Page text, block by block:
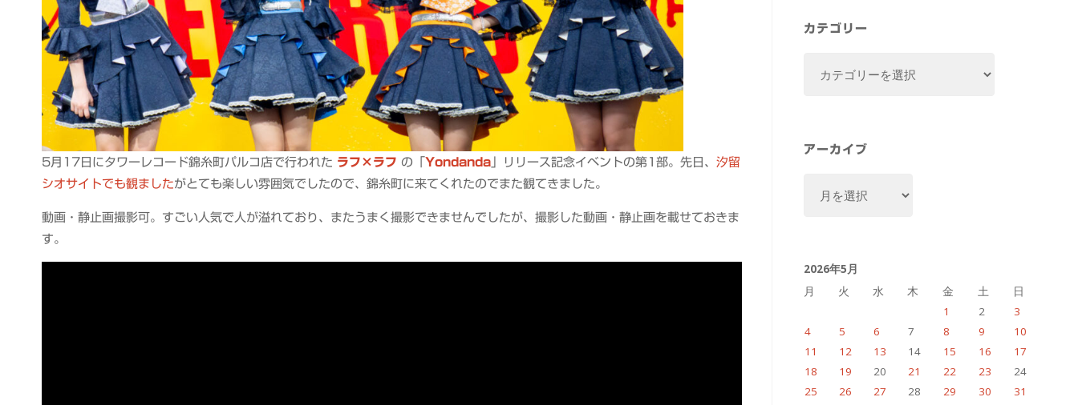
5月17日にタワーレコード錦糸町パルコ店で行われた ラフ×ラフ の「 Yondanda 」リリース記念イベントの第1部。先日、 汐留
シオサイトでも観ましたがとても楽しい雰囲気でしたので、錦糸町に来てくれたのでまた観てきました。
動画・静止画撮影可。すごい人気で人が溢れており、またうまく撮影できませんでしたが、撮影した動画・静止画を載せておきま
す。
カテゴリー
ー
アーカイブ
ブ
2026年5月
月
火 水 木 金 土
日
1
2
3
4
5 6 7 8 9
10
11
12 13 14 15 16
17
18
19 20 21 22 23
24
25
26 27 28 29 30 31